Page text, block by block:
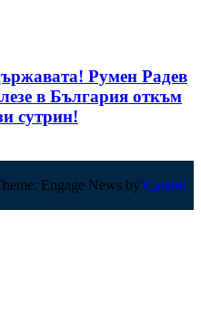
Румен Радев
в България откъм
сутрин!
Engage News by Candid